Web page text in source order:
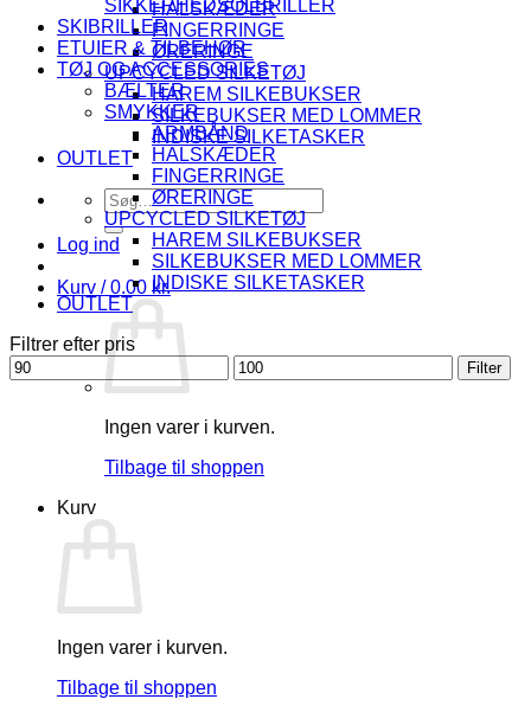
HALSKÆDER
FINGERRINGE
ØRERINGE
UPCYCLED SILKETØJ
HAREM SILKEBUKSER
SILKEBUKSER MED LOMMER
INDISKE SILKETASKER
OUTLET
Søg
efter:
Log ind
Kurv /0.00 kr.
Ingen varer i kurven.
Tilbage til shoppen
Kurv
Ingen varer i kurven.
Tilbage til shoppen
SIKKERHEDSOLBRILLER
SKIBRILLER
ETUIER & TILBEHØR
TØJ OG ACCESSORIES
BÆLTER
SMYKKER
ARMBÅND
HALSKÆDER
FINGERRINGE
ØRERINGE
UPCYCLED SILKETØJ
HAREM SILKEBUKSER
SILKEBUKSER MED LOMMER
INDISKE SILKETASKER
OUTLET
Filtrer efter pris
Mindste
pris
Højeste
pris
Filter